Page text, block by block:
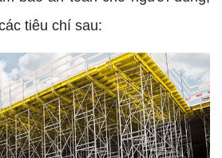
tiêu chí sau: